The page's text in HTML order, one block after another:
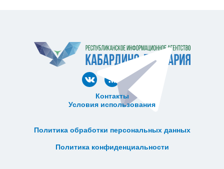
Контакты
Условия использования
Политика обработки персональных данных
Политика конфиденциальности